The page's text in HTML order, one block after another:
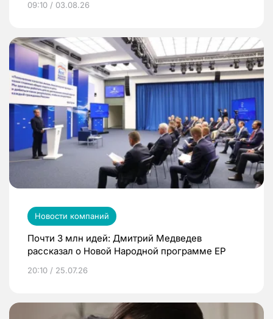
09:10 / 03.08.26
Новости компаний
Почти 3 млн идей: Дмитрий Медведев
рассказал о Новой Народной программе ЕР
20:10 / 25.07.26